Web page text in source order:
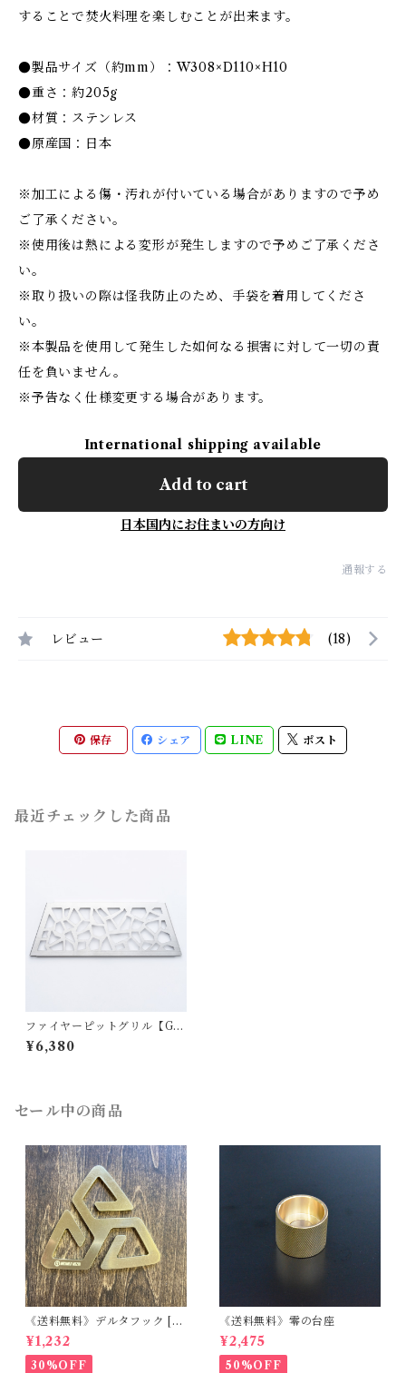
することで焚火料理を楽しむことが出来ます。
●製品サイズ（約mm）：W308×D110×H10
●重さ：約205g
●材質：ステンレス
●原産国：日本
※加工による傷・汚れが付いている場合がありますので予め
ご了承ください。
※使用後は熱による変形が発生しますので予めご了承くださ
い。
※取り扱いの際は怪我防止のため、手袋を着用してくださ
い。
※本製品を使用して発生した如何なる損害に対して一切の責
任を負いません。
※予告なく仕様変更する場合があります。
International shipping available
Add to cart
日本国内にお住まいの方向け
通報する
レビュー (18)
保存 シェア LINE ポスト
最近チェックした商品
ファイヤーピットグリル【GR
350】
¥6,380
セール中の商品
《送料無料》デルタフック [B
RASS Ver,]
¥1,232
30%OFF
《送料無料》零の台座
¥2,475
50%OFF